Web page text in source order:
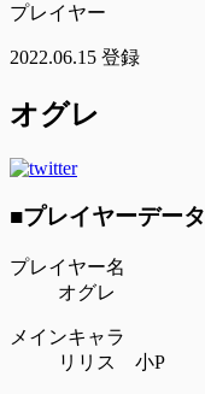
プレイヤー
2022.06.15 登録
オグレ
■プレイヤーデータ
プレイヤー名
オグレ
メインキャラ
リリス 小P